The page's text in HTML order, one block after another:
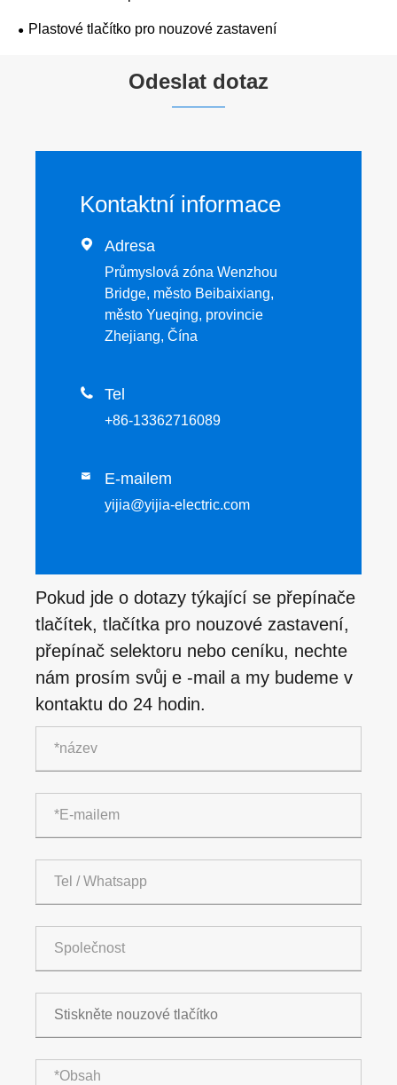
Plastové tlačítko pro nouzové zastavení
Odeslat dotaz
Kontaktní informace
 Adresa
Průmyslová zóna Wenzhou
Bridge, město Beibaixiang,
město Yueqing, provincie
Zhejiang, Čína
 Tel
+86-13362716089
 E-mailem
yijia@yijia-electric.com
Pokud jde o dotazy týkající se přepínače
tlačítek, tlačítka pro nouzové zastavení,
přepínač selektoru nebo ceníku, nechte
nám prosím svůj e -mail a my budeme v
kontaktu do 24 hodin.